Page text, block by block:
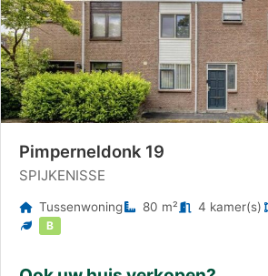
Pimperneldonk 19
SPIJKENISSE
Tussenwoning 80 m² 4 kamer(s)
B